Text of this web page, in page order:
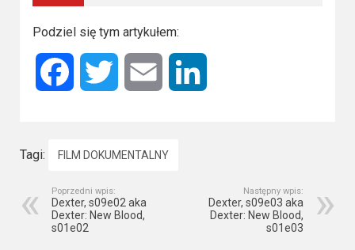
Podziel się tym artykułem:
Facebook Twitter Email
Tagi: FILM DOKUMENTALNY
Poprzedni wpis:
Dexter, s09e02 aka
Dexter: New Blood,
s01e02
Następny wpis:
Dexter, s09e03 aka
Dexter: New Blood,
s01e03